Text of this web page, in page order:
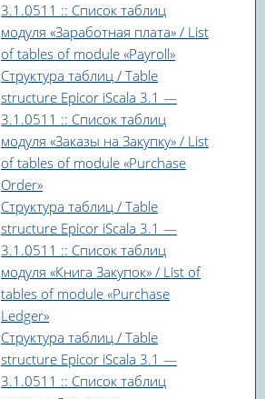
3.1.0511 :: Список таблиц
модуля «Заработная плата» / List
of tables of module «Payroll»
Структура таблиц / Table
structure Epicor iScala 3.1 —
3.1.0511 :: Список таблиц
модуля «Заказы на Закупку» / List
of tables of module «Purchase
Order»
Структура таблиц / Table
structure Epicor iScala 3.1 —
3.1.0511 :: Список таблиц
модуля «Книга Закупок» / List of
tables of module «Purchase
Ledger»
Структура таблиц / Table
structure Epicor iScala 3.1 —
3.1.0511 :: Список таблиц